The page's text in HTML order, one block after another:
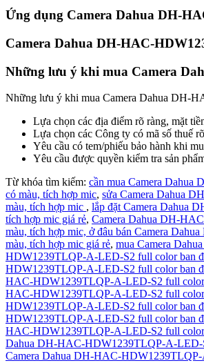
Ứng dụng Camera Dahua DH-
Camera Dahua DH-HAC-
Những lưu ý khi mua Camera
Những lưu ý khi mua Camera Dahua DH-
Lựa chọn các địa điểm rõ ràng, mặt
Lựa chọn các Công ty có mã số thuế
Yêu cầu có tem/phiếu bảo hành khi
Yêu cầu được quyền kiểm tra sản
Từ khóa tìm kiếm: cần mua Camera
có màu, tích hợp mic, sửa Camera Dahua
màu, tích hợp mic , lắp đặt Camera Dahua
tích hợp mic giá rẻ, Camera Dahua DH-
màu, tích hợp mic, ở đâu bán Camera
màu, tích hợp mic giá rẻ, mua Camera
HDW1239TLQP-A-LED-S2 full color ban
HDW1239TLQP-A-LED-S2 full color ban
HAC-HDW1239TLQP-A-LED-S2 full color
HAC-HDW1239TLQP-A-LED-S2 full color
HDW1239TLQP-A-LED-S2 full color ban
HDW1239TLQP-A-LED-S2 full color ban
HAC-HDW1239TLQP-A-LED-S2 full color
Dahua DH-HAC-HDW1239TLQP-A-LED-
Camera Dahua DH-HAC-